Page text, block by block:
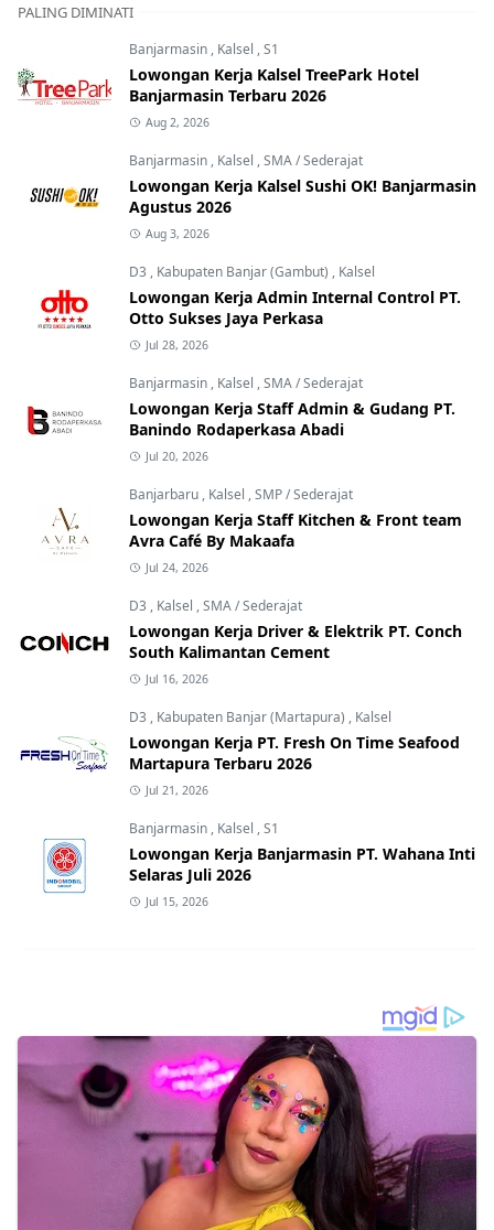
PALING DIMINATI
Banjarmasin , Kalsel ,S1
Lowongan Kerja Kalsel TreePark Hotel
Banjarmasin Terbaru 2026
Aug 2, 2026
Banjarmasin , Kalsel ,SMA / Sederajat
Lowongan Kerja Kalsel Sushi OK! Banjarmasin
Agustus 2026
Aug 3, 2026
D3 , Kabupaten Banjar (Gambut) , Kalsel
Lowongan Kerja Admin Internal Control PT.
Otto Sukses Jaya Perkasa
Jul 28, 2026
Banjarmasin , Kalsel ,SMA / Sederajat
Lowongan Kerja Staff Admin & Gudang PT.
Banindo Rodaperkasa Abadi
Jul 20, 2026
Banjarbaru , Kalsel ,SMP / Sederajat
Lowongan Kerja Staff Kitchen & Front team
Avra Café By Makaafa
Jul 24, 2026
D3 , Kalsel ,SMA / Sederajat
Lowongan Kerja Driver & Elektrik PT. Conch
South Kalimantan Cement
Jul 16, 2026
D3 , Kabupaten Banjar (Martapura) , Kalsel
Lowongan Kerja PT. Fresh On Time Seafood
Martapura Terbaru 2026
Jul 21, 2026
Banjarmasin , Kalsel ,S1
Lowongan Kerja Banjarmasin PT. Wahana Inti
Selaras Juli 2026
Jul 15, 2026